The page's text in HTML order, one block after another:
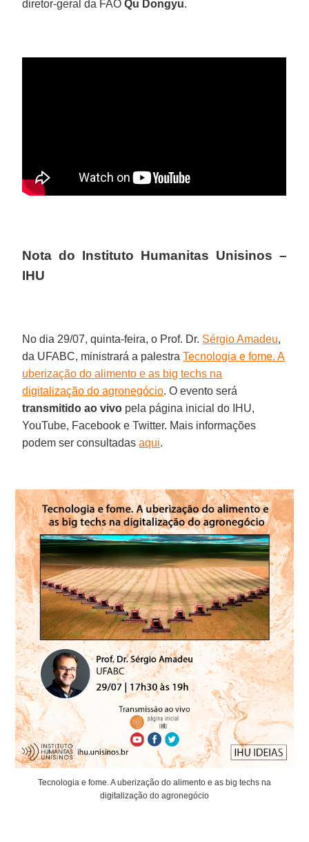
diretor-geral da FAOQu Dongyu.
Nota do Instituto Humanitas Unisinos –
IHU
No dia 29/07, quinta-feira, o Prof. Dr. Sérgio Amadeu,
da UFABC, ministrará a palestraTecnologia e fome. A
uberização do alimento e as big techs na
digitalização do agronegócio. O evento será
transmitido ao vivo pela página inicial do IHU,
YouTube, Facebook e Twitter. Mais informações
podem ser consultadasaqui.
Tecnologia e fome. A uberização do alimento e as big techs na
digitalização do agronegócio